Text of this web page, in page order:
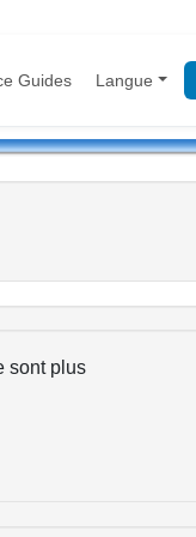
Guides Langue
sont plus